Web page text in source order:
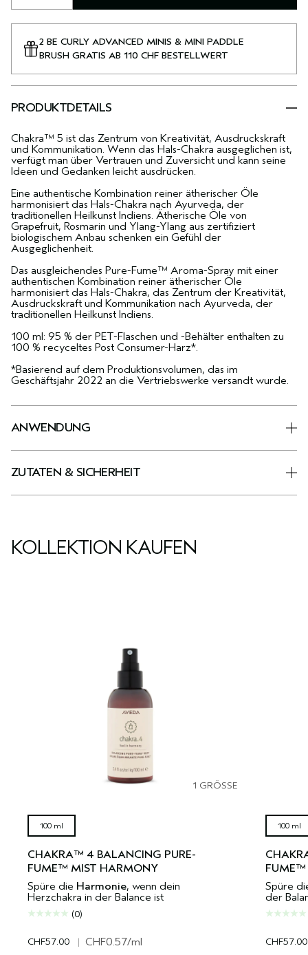
2 BE CURLY ADVANCED MINIS & MINI PADDLE
BRUSH GRATIS AB 110 CHF BESTELLWERT
PRODUKTDETAILS
Chakra™ 5 ist das Zentrum von Kreativität, Ausdruckskraft
und Kommunikation. Wenn das Hals-Chakra ausgeglichen ist,
verfügt man über Vertrauen und Zuversicht und kann seine
Ideen und Gedanken leicht ausdrücken.
Eine authentische Kombination reiner ätherischer Öle
harmonisiert das Hals-Chakra nach Ayurveda, der
traditionellen Heilkunst Indiens. Ätherische Öle von
Grapefruit, Rosmarin und Ylang-Ylang aus zertifiziert
biologischem Anbau schenken ein Gefühl der
Ausgeglichenheit.
Das ausgleichendes Pure-Fume™ Aroma-Spray mit einer
authentischen Kombination reiner ätherischer Öle
harmonisiert das Hals-Chakra, das Zentrum der Kreativität,
Ausdruckskraft und Kommunikation nach Ayurveda, der
traditionellen Heilkunst Indiens.
100 ml: 95 % der PET-Flaschen und -Behälter enthalten zu
100 % recyceltes Post Consumer-Harz*.
*Basierend auf dem Produktionsvolumen, das im
Geschäftsjahr 2022 an die Vertriebswerke versandt wurde.
ANWENDUNG
ZUTATEN & SICHERHEIT
KOLLEKTION KAUFEN
1 GRÖSSE
100 ml
CHAKRA™ 4 BALANCING PURE-
FUME™ MIST HARMONY
Spüre die Harmonie, wenn dein
Herzchakra in der Balance ist
(0)
CHF57.00 | CHF0.57/ml
100 ml
FUME™
Spüre
der
CHF57.00